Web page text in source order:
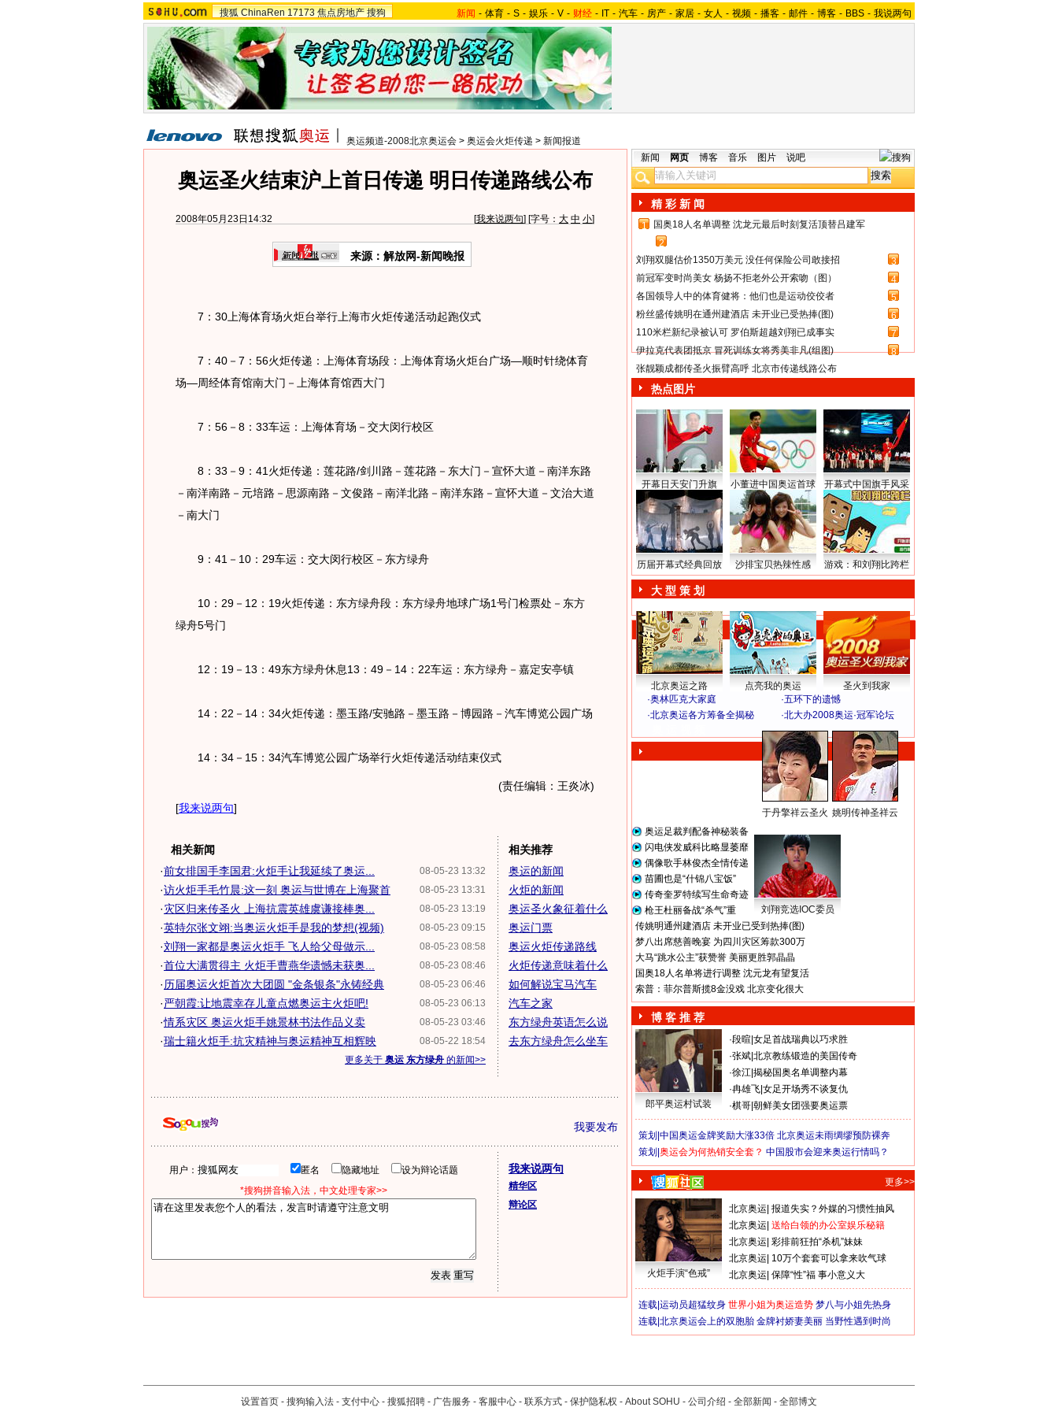
搜狐 ChinaRen 17173 焦点房地产 搜狗 新闻 - 体育 - S - 娱乐 - V - 财经 - IT - 汽车 - 房产 - 家居 - 女人 - 视频 - 播客 - 邮件 - 博客 - BBS - 我说两句
奥运频道-2008北京奥运会 > 奥运会火炬传递 > 新闻报道
奥运圣火结束沪上首日传递 明日传递路线公布
2008年05月23日14:32 [我来说两句] [字号： 大 中 小]
来源：解放网-新闻晚报
7：30上海体育场火炬台举行上海市火炬传递活动起跑仪式
7：40－7：56火炬传递：上海体育场段：上海体育场火炬台广场―顺时针绕体育
场―周经体育馆南大门－上海体育馆西大门
7：56－8：33车运：上海体育场－交大闵行校区
8：33－9：41火炬传递：莲花路/剑川路－莲花路－东大门－宣怀大道－南洋东路
－南洋南路－元培路－思源南路－文俊路－南洋北路－南洋东路－宣怀大道－文治大道
－南大门
9：41－10：29车运：交大闵行校区－东方绿舟
10：29－12：19火炬传递：东方绿舟段：东方绿舟地球广场1号门检票处－东方
绿舟5号门
12：19－13：49东方绿舟休息13：49－14：22车运：东方绿舟－嘉定安亭镇
14：22－14：34火炬传递：墨玉路/安驰路－墨玉路－博园路－汽车博览公园广场
14：34－15：34汽车博览公园广场举行火炬传递活动结束仪式
(责任编辑：王炎冰)
[我来说两句]
相关新闻
08-05-23 13:32
·前女排国手李国君:火炬手让我延续了奥运...
08-05-23 13:31
·访火炬手毛竹晨:这一刻 奥运与世博在上海聚首
08-05-23 13:19
·灾区归来传圣火 上海抗震英雄虞谦接棒奥...
08-05-23 09:15
·英特尔张文翊:当奥运火炬手是我的梦想(视频)
08-05-23 08:58
·刘翔一家都是奥运火炬手 飞人给父母做示...
08-05-23 08:46
·首位大满贯得主 火炬手曹燕华遗憾未获奥...
08-05-23 06:46
· 历届奥运火炬首次大团圆 "金条银条"永铸经典
08-05-23 06:13
·严朝霞:让地震幸存儿童点燃奥运主火炬吧!
08-05-23 03:46
·情系灾区 奥运火炬手姚景林书法作品义卖
08-05-22 18:54
·瑞士籍火炬手:抗灾精神与奥运精神互相辉映
更多关于 奥运 东方绿舟 的新闻>>
相关推荐
奥运的新闻
火炬的新闻
奥运圣火象征着什么
奥运门票
奥运火炬传递路线
火炬传递意味着什么
如何解说宝马汽车
汽车之家
东方绿舟英语怎么说
去东方绿舟怎么坐车
我要发布
用户： 匿名 隐藏地址
设为辩论话题
*搜狗拼音输入法，中文处理专家>>
我来说两句
精华区
辩论区
新闻 网页 博客 音乐 图片 说吧
精 彩 新 闻
1
国奥18人名单调整 沈龙元最后时刻复活顶替吕建军
2
刘翔双腿估价1350万美元 没任何保险公司敢接招
3
前冠军变时尚美女 杨扬不拒老外公开索吻（图）
4
各国领导人中的体育健将：他们也是运动佼佼者
5
粉丝盛传姚明在通州建酒店 未开业已受热捧(图)
6
110米栏新纪录被认可 罗伯斯超越刘翔已成事实
7
伊拉克代表团抵京 冒死训练女将秀美非凡(组图)
8
张靓颖成都传圣火振臂高呼 北京市传递线路公布
热点图片
开幕日天安门升旗 小董进中国奥运首球 开幕式中国旗手风采
历届开幕式经典回放 沙排宝贝热辣性感 游戏：和刘翔比跨栏
大 型 策 划
北京奥运之路 点亮我的奥运
圣火到我家
·奥林匹克大家庭 ·五环下的遗憾
·北京奥运各方筹备全揭秘 ·北大办2008奥运·冠军论坛
于丹擎祥云圣火 姚明传神圣祥云
奥运足裁判配备神秘装备
闪电侠发威科比略显萎靡
偶像歌手林俊杰全情传递
苗圃也是“什锦八宝饭”
传奇奎罗特续写生命奇迹
枪王杜丽备战“杀气”重
刘翔竞选IOC委员
传姚明通州建酒店 未开业已受到热捧(图)
梦八出席慈善晚宴 为四川灾区筹款300万
大马“跳水公主”获赞誉 美丽更胜郭晶晶
国奥18人名单将进行调整 沈元龙有望复活
索普：菲尔普斯揽8金没戏 北京变化很大
博 客 推 荐
郎平奥运村试装
·段暄 女足首战瑞典以巧求胜
·张斌 北京教练锻造的美国传奇
·徐江 揭秘国奥名单调整内幕
·冉雄飞 女足开场秀不谈复仇
·棋哥 朝鲜美女团强要奥运票
策划| 中国奥运金牌奖励大涨33倍 北京奥运未雨绸缪预防裸奔
策划| 奥运会为何热销安全套？ 中国股市会迎来奥运行情吗？
更多>>
火炬手演“色戒”
北京奥运 报道失实？外媒的习惯性抽风
北京奥运 送给白领的办公室娱乐秘籍
北京奥运 彩排前狂拍“杀机”妹妹
北京奥运 10万个套套可以拿来吹气球
北京奥运 保障“性”福 事小意义大
连载| 运动员超猛纹身 世界小姐为奥运造势 梦八与小姐先热身
连载| 北京奥运会上的双胞胎 金牌衬娇妻美丽 当野性遇到时尚
设置首页 - 搜狗输入法 - 支付中心 - 搜狐招聘 - 广告服务 - 客服中心 - 联系方式 - 保护隐私权 - About SOHU - 公司介绍 - 全部新闻 - 全部博文